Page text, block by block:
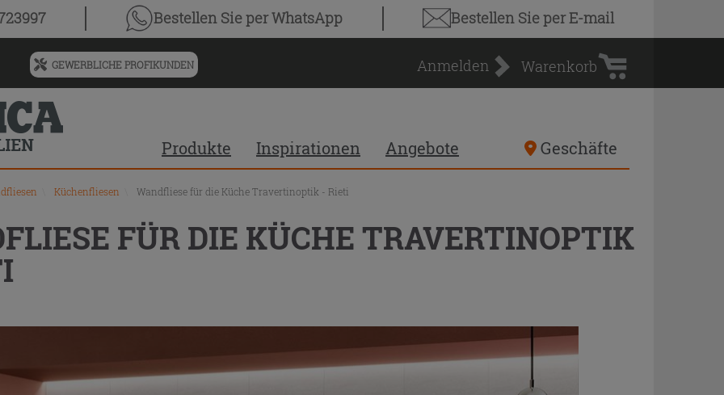
Bestellen Sieper WhatsApp Bestellen Sieper E-mail
Menü
für
vorgeschlagenen
Siteinhalt
und
Suchprotokoll
GEWERBLICHE PROFIKUNDEN Anmelden
Warenkorb
Warenkorb
Produkte Inspirationen Angebote Geschäfte
Küchenfliesen Wandfliese für die Küche Travertinoptik - Rieti
FÜR DIE KÜCHE TRAVERTINOPTIK